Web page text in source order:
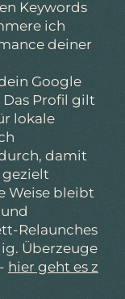
Keywords
ich
deiner
Google
Das Profil gilt
lokale
damit
gezielt
Weise bleibt
Relaunches
Überzeuge
hier geht es z